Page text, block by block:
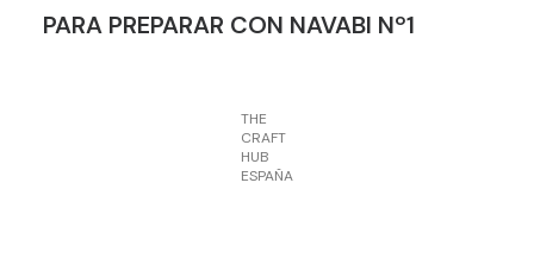
PARA PREPARAR CON NAVABI Nº1
THE
CRAFT
HUB
ESPAÑA